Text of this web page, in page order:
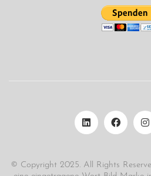
© Copyright 2025. All Rights